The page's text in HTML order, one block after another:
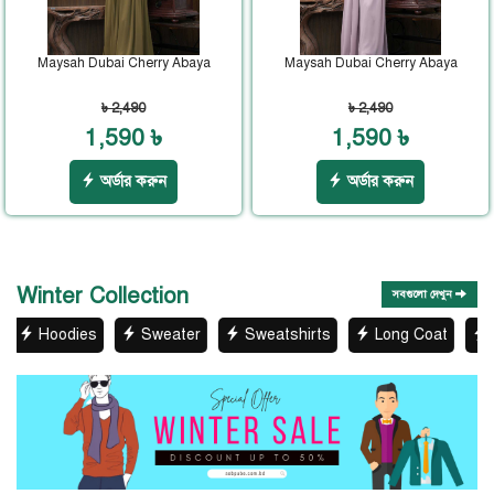
Maysah Dubai Cherry Abaya
৳ 2,490
1,590 ৳
অর্ডার করুন
Maysah Dubai Cherry Abaya
৳ 2,490
1,590 ৳
অর্ডার করুন
Winter Collection সবগুলো দেখুন
Sweater Sweatshirts Long Coat Kids Winter